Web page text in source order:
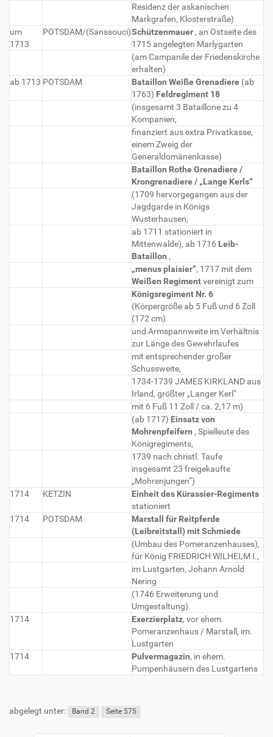
Residenz der askanischen
Markgrafen, Klosterstraße)
um
1713
POTSDAM/(Sanssouci)Schützenmauer , an Ostseite des
1715 angelegten Marlygarten
(am Campanile der Friedenskirche
erhalten)
ab 1713 POTSDAM Bataillon Weiße Grenadiere (ab
1763) Feldregiment 18
(insgesamt 3 Bataillone zu 4
Kompanien,
finanziert aus extra Privatkasse,
einem Zweig der
Generaldomänenkasse)
Bataillon Rothe Grenadiere /
Krongrenadiere / „Lange Kerls“
(1709 hervorgegangen aus der
Jagdgarde in Königs
Wusterhausen,
ab 1711 stationiert in
Mittenwalde), ab 1716 Leib-
Bataillon ,
„menus plaisier“, 1717 mit dem
Weißen Regimentvereinigt zum
Königsregiment Nr. 6
(Körpergröße ab 5 Fuß und 6 Zoll
(172 cm)
und Armspannweite im Verhältnis
zur Länge des Gewehrlaufes
mit entsprechender großer
Schussweite,
1734-1739 JAMES KIRKLAND aus
Irland, größter „Langer Kerl“
mit 6 Fuß 11 Zoll / ca. 2,17 m)
(ab 1717) Einsatz von
Mohrenpfeifern , Spielleute des
Königregiments,
1739 nach christl. Taufe
insgesamt 23 freigekaufte
„Mohrenjungen“)
1714
KETZIN
Einheit des Kürassier-Regiments
stationiert
1714
POTSDAM
Marstall für Reitpferde
(Leibreitstall) mit Schmiede
(Umbau des Pomeranzenhauses),
für König FRIEDRICH WILHELM I.,
im Lustgarten, Johann Arnold
Nering
(1746 Erweiterung und
Umgestaltung)
1714
Exerzierplatz, vor ehem.
Pomeranzenhaus / Marstall, im.
Lustgarten
1714
Pulvermagazin, in ehem.
Pumpenhäusern des Lustgartens
abgelegt unter: Band 2 Seite 575